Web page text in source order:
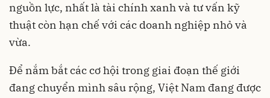
nguồn lực, nhất là tài chính xanh và tư vấn kỹ
thuật còn hạn chế với các doanh nghiệp nhỏ và
vừa.
Để nắm bắt các cơ hội trong giai đoạn thế giới
đang chuyển mình sâu rộng, Việt Nam đang được